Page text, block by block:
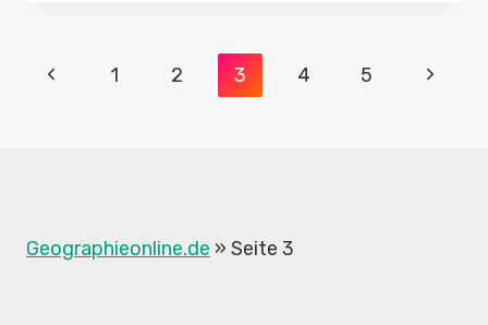
SCHÄRENWELT
Seitennavigation
Vorherige
1 2 3 4 5
Geographieonline.de » Seite 3